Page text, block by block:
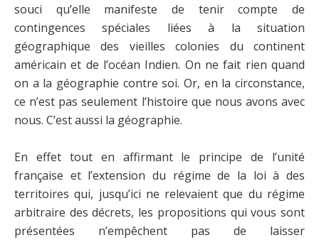
souci qu’elle manifeste de tenir compte de
contingences spéciales liées à la situation
géographique des vieilles colonies du continent
américain et de l’océan Indien. On ne fait rien quand
on a la géographie contre soi. Or, en la circonstance,
ce n’est pas seulement l’histoire que nous avons avec
nous. C’est aussi la géographie.
En effet tout en affirmant le principe de l’unité
française et l’extension du régime de la loi à des
territoires qui, jusqu’ici ne relevaient que du régime
arbitraire des décrets, les propositions qui vous sont
présentées n’empêchent pas de laisser